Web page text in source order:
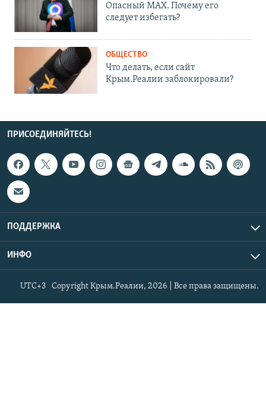
Опасный MAX. Почему его
следует избегать?
ОБЩЕСТВО
Что делать, если сайт
Крым.Реалии заблокировали?
ПРИСОЕДИНЯЙТЕСЬ!
ПОДДЕРЖКА
ИНФО
Copyright Крым.Реалии, 2026 | Все права защищены.
UTC+3